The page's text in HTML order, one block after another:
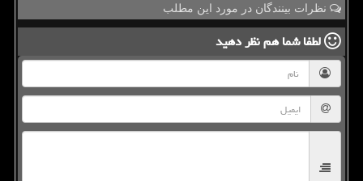
نظرات بینندگان در مورد این مطلب
لطفا شما همنظر دهید